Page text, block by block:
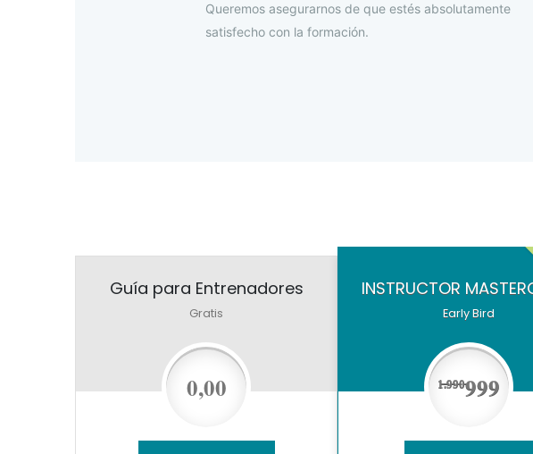
Queremos asegurarnos de que estés absolutamente
satisfecho con la formación.
Guía para Entrenadores
Gratis
0,00
INSTRUCTOR
Early Bird
1̶.̶9̶9̶0̶999